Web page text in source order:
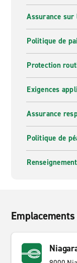
Assurance
Politique de
Protection
Exigences
Assurance
Politique de